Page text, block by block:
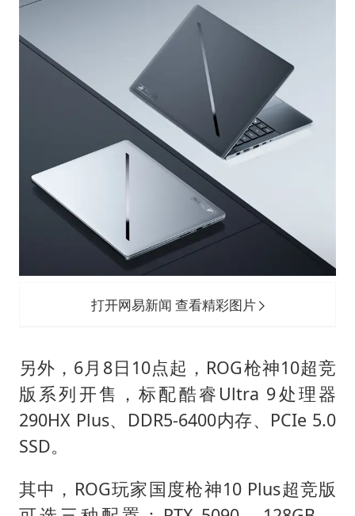
打开网易新闻 查看精彩图片
另外，6月8日10点起，ROG枪神10超竞
版系列开售，标配酷睿Ultra 9处理器
290HX Plus、DDR5-6400内存、PCIe 5.0
SSD。
其中，ROG玩家国度枪神10 Plus超竞版